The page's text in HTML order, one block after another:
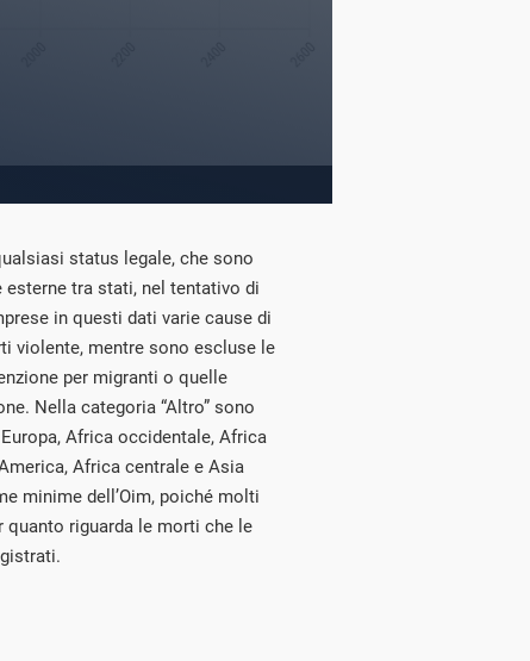
status legale, che sono
tra stati, nel tentativo di
in questi dati varie cause di
violente, mentre sono escluse le
per migranti o quelle
Nella categoria “Altro” sono
Africa occidentale, Africa
Africa centrale e Asia
minime dell’Oim, poiché molti
quanto riguarda le morti che le